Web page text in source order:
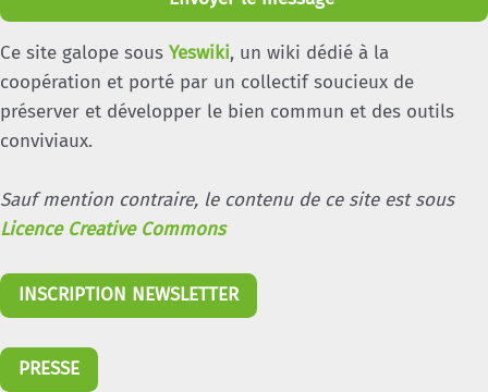
Ce site galope sous Yeswiki, un wiki dédié à la
coopération et porté par un collectif soucieux de
préserver et développer le bien commun et des outils
conviviaux.
Sauf mention contraire, le contenu de ce site est sous
Licence Creative Commons
INSCRIPTION NEWSLETTER
PRESSE